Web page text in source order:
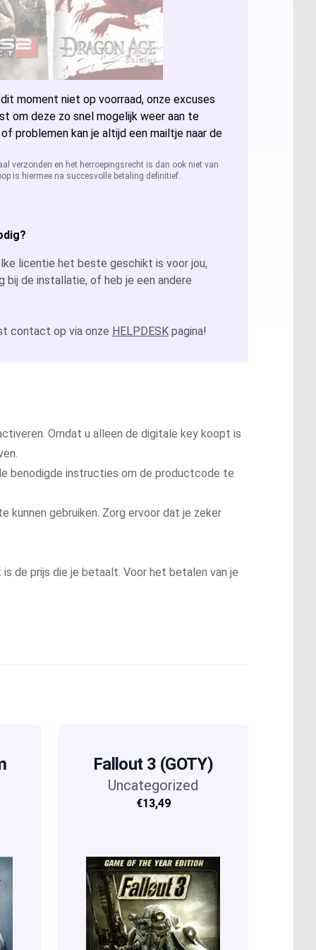
2024
2024
2021 Professional
2019 Professional
2016 Professional
Alle licenties
2025
2022
2026
Server 2022
Server 2019
moment niet op voorraad, onze excuses
om deze zo snel mogelijk weer aan te
problemen kan je altijd een mailtje naar de
verzonden en het herroepingsrecht is dan ook niet van
is hiermee na succesvolle betaling definitief.
licentie het beste geschikt is voor jou,
bij de installatie, of heb je een andere
contact op via onze HELPDESKpagina!
Omdat u alleen de digitale key koopt is
benodigde instructies om de productcode te
kunnen gebruiken. Zorg ervoor dat je zeker
de prijs die je betaalt. Voor het betalen van je
Fallout 3 (GOTY)
Uncategorized
€13,49